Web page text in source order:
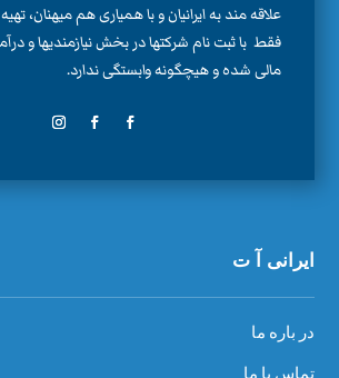
علاقه مند به ایرانیان و با همیاری هم میهنان،
فقط با ثبت نام شرکتها در بخش نیازمندیها و
مالی شده و هیچگونه وابستگی ندارد.
ایرانی آ ت
در باره ما
تماس با ما